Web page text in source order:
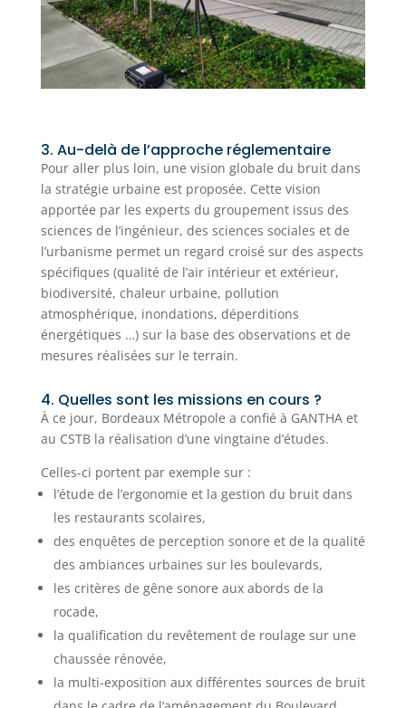
3. Au-delà de l’approche réglementaire
Pour aller plus loin, une vision globale du bruit dans
la stratégie urbaine est proposée. Cette vision
apportée par les experts du groupement issus des
sciences de l’ingénieur, des sciences sociales et de
l’urbanisme permet un regard croisé sur des aspects
spécifiques (qualité de l’air intérieur et extérieur,
biodiversité, chaleur urbaine, pollution
atmosphérique, inondations, déperditions
énergétiques …) sur la base des observations et de
mesures réalisées sur le terrain.
4. Quelles sont les missions en cours ?
À ce jour, Bordeaux Métropole a confié à GANTHA et
au CSTB la réalisation d’une vingtaine d’études.
Celles-ci portent par exemple sur :
l’étude de l’ergonomie et la gestion du bruit dans
les restaurants scolaires,
des enquêtes de perception sonore et de la qualité
des ambiances urbaines sur les boulevards,
les critères de gêne sonore aux abords de la
rocade,
la qualification du revêtement de roulage sur une
chaussée rénovée,
la multi-exposition aux différentes sources de bruit